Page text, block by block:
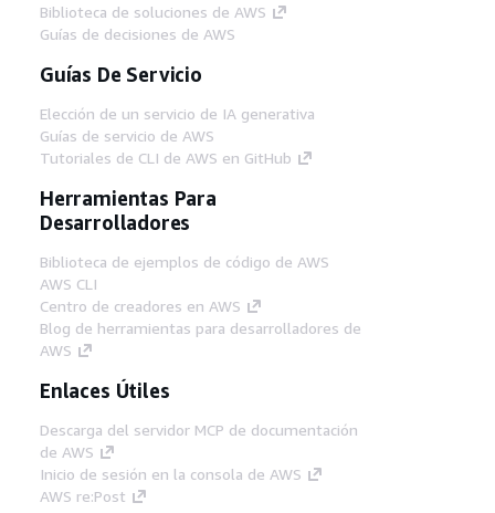
Biblioteca de soluciones de AWS
Guías de decisiones de AWS
Guías De Servicio
Elección de un servicio de IA generativa
Guías de servicio de AWS
Tutoriales de CLI de AWS en GitHub
Herramientas Para
Desarrolladores
Biblioteca de ejemplos de código de AWS
AWS CLI
Centro de creadores en AWS
Blog de herramientas para desarrolladores de
AWS
Enlaces Útiles
Descarga del servidor MCP de documentación
de AWS
Inicio de sesión en la consola de AWS
AWS re:Post